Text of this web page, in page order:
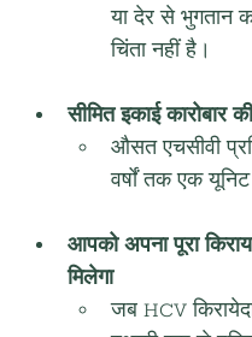
या देर से भुगतान
चिंता नहीं है।
सीमित इकाई कारोबार
औसत एचसीवी
वर्षों तक एक
आपको अपना पूरा
मिलेगा
जब HCV